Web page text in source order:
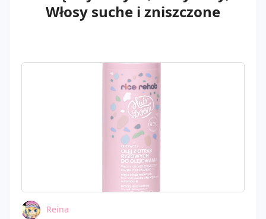
Włosy suche i zniszczone
Reina